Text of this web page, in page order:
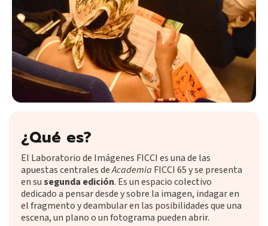
¿Qué es?
El Laboratorio de Imágenes FICCI es una de las
apuestas centrales deAcademia FICCI 65 y se presenta
en susegunda edición. Es un espacio colectivo
dedicado a pensar desde y sobre la imagen, indagar en
el fragmento y deambular en las posibilidades que una
escena, un plano o un fotograma pueden abrir.